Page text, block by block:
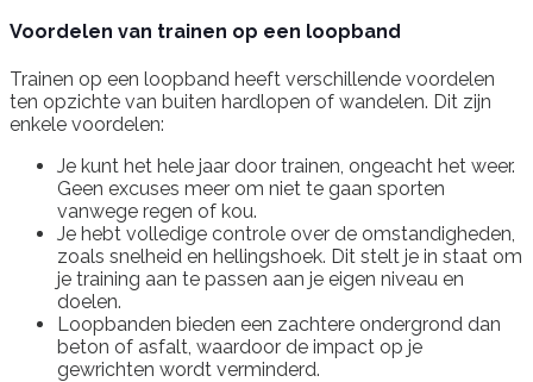
Voordelen van trainen op een loopband
Trainen op een loopband heeft verschillende voordelen
ten opzichte van buiten hardlopen of wandelen. Dit zijn
enkele voordelen:
Je kunt het hele jaar door trainen, ongeacht het weer.
Geen excuses meer om niet te gaan sporten
vanwege regen of kou.
Je hebt volledige controle over de omstandigheden,
zoals snelheid en hellingshoek. Dit stelt je in staat om
je training aan te passen aan je eigen niveau en
doelen.
Loopbanden bieden een zachtere ondergrond dan
beton of asfalt, waardoor de impact op je
gewrichten wordt verminderd.